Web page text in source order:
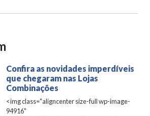
Confira as novidades imperdíveis
que chegaram nas Lojas
Combinações
<img class="aligncenter size-full wp-image-
94916"